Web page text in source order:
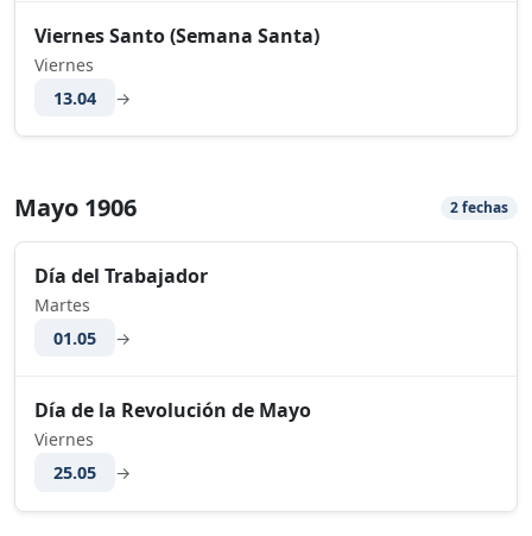
Viernes Santo (Semana Santa)
Viernes
13.04
→
Mayo 1906 2 fechas
Día del Trabajador
Martes
01.05
→
Día de la Revolución de Mayo
Viernes
25.05
→